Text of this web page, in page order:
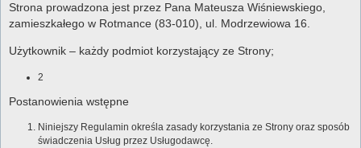
Strona prowadzona jest przez Pana Mateusza Wiśniewskiego,
zamieszkałego w Rotmance (83-010), ul. Modrzewiowa 16.
Użytkownik – każdy podmiot korzystający ze Strony;
2
Postanowienia wstępne
Niniejszy Regulamin określa zasady korzystania ze Strony oraz sposób
świadczenia Usług przez Usługodawcę.